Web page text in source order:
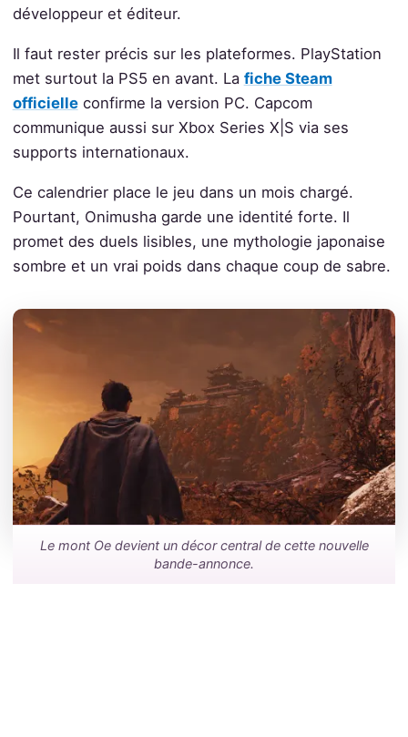
développeur et éditeur.
Il faut rester précis sur les plateformes. PlayStation
met surtout la PS5 en avant. La fiche Steam
officielleconfirme la version PC. Capcom
communique aussi sur Xbox Series X|S via ses
supports internationaux.
Ce calendrier place le jeu dans un mois chargé.
Pourtant, Onimusha garde une identité forte. Il
promet des duels lisibles, une mythologie japonaise
sombre et un vrai poids dans chaque coup de sabre.
Le mont Oe devient un décor central de cette nouvelle
bande-annonce.